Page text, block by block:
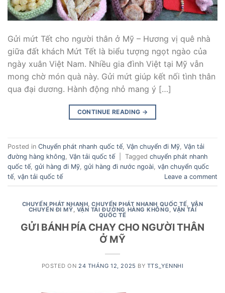
Gửi mứt Tết cho người thân ở Mỹ – Hương vị quê nhà
giữa đất khách Mứt Tết là biểu tượng ngọt ngào của
ngày xuân Việt Nam. Nhiều gia đình Việt tại Mỹ vẫn
mong chờ món quà này. Gửi mứt giúp kết nối tình thân
qua đại dương. Hành động nhỏ mang ý […]
CONTINUE READING →
Posted in Chuyển phát nhanh quốc tế, Vận chuyển đi Mỹ Vận tải
đường hàng không Vận tải quốc tế Tagged chuyển phát nhanh
quốc tế, gửi hàng đi Mỹ gửi hàng đi nước ngoài vận chuyển quốc
tế, vận tải quốc tế Leave a comment
CHUYỂN PHÁT NHANH,CHUYỂN PHÁT NHANH QUỐC TẾ, VẬN
CHUYỂN ĐI MỸ, VẬN TẢI ĐƯỜNG HÀNG KHÔNG,VẬN TẢI
QUỐC TẾ
GỬI BÁNH PÍA CHAY CHO NGƯỜI THÂN
Ở MỸ
POSTED ON24 THÁNG 12, 2025 BY TTS_YENNHI